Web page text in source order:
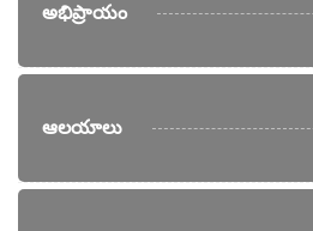
అభిప్రాయం
ఆలయాలు